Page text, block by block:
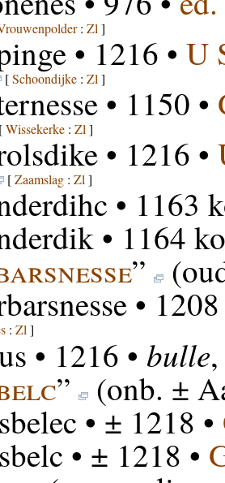
: Zl ]
• 1216 • U
[Schoondijke: Zl ]
• 1150 •
Wissekerke: Zl ]
• 1216 •
[Zaamslag: Zl ]
• 1163
• 1164
”
•
: Zl ]
• 1216 • bulle
” (onb. ±
• ± 1218 •
• ± 1218 •